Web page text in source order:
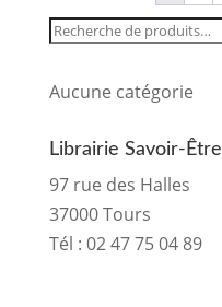
Recherche
Aucune catégorie
Librairie Savoir-Être
97 rue des Halles
37000 Tours
Tél : 02 47 75 04 89